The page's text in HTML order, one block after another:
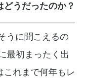
うだったのか？
うに聞こえるの
最初まったく出
れまで何年もレ